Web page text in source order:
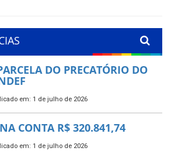
DO PRECATÓRIO DO
em: 1 de julho de 2026
CONTA R$ 320.841,74
em: 1 de julho de 2026